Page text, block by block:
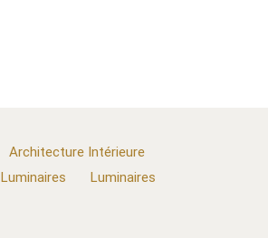
Architecture Intérieure
Luminaires
Luminaires